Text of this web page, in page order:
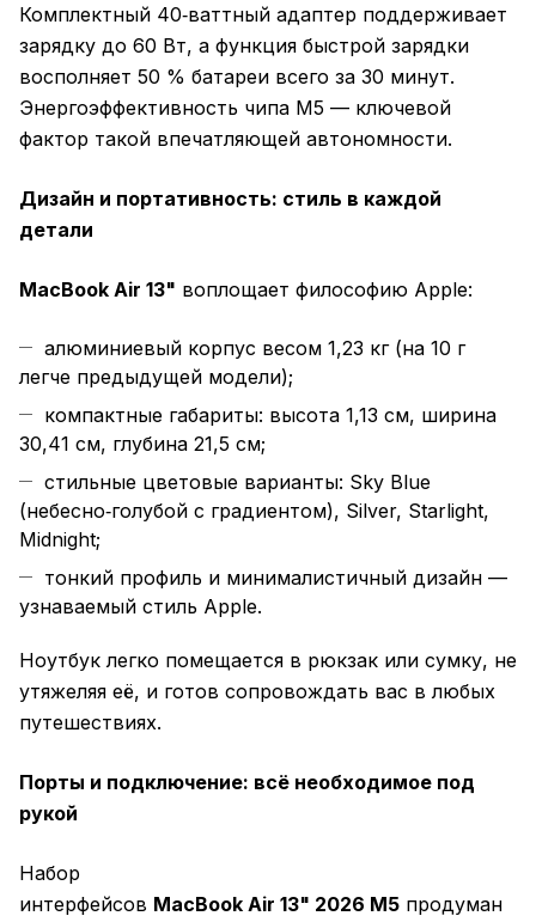
Комплектный 40‑ваттный адаптер поддерживает
зарядку до 60 Вт, а функция быстрой зарядки
восполняет 50 % батареи всего за 30 минут.
Энергоэффективность чипа M5 — ключевой
фактор такой впечатляющей автономности.
Дизайн и портативность: стиль в каждой
детали
MacBook Air 13" воплощает философию Apple:
алюминиевый корпус весом 1,23 кг (на 10 г
легче предыдущей модели);
компактные габариты: высота 1,13 см, ширина
30,41 см, глубина 21,5 см;
стильные цветовые варианты: Sky Blue
(небесно‑голубой с градиентом), Silver, Starlight,
Midnight;
тонкий профиль и минималистичный дизайн —
узнаваемый стиль Apple.
Ноутбук легко помещается в рюкзак или сумку, не
утяжеляя её, и готов сопровождать вас в любых
путешествиях.
Порты и подключение: всё необходимое под
рукой
Набор
интерфейсов MacBook Air 13" 2026 M5 продуман